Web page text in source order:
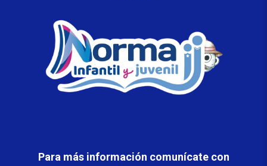
Para más información comunícate con